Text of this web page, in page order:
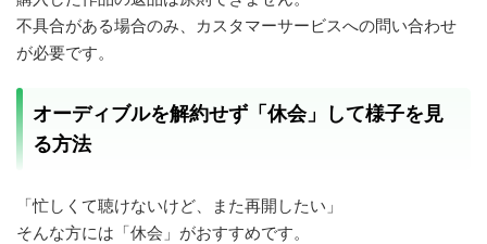
不具合がある場合のみ、カスタマーサービスへの問い合わせ
が必要です。
オーディブルを解約せず「休会」して様子を見
る方法
「忙しくて聴けないけど、また再開したい」
そんな方には「休会」がおすすめです。